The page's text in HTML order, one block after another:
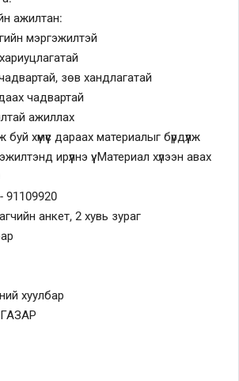
ажилтан:
мэргэжилтэй
зөв хандлагатай
чадвартай
ажиллах
хүмүүс дараах материалыг бүрдүүлж
ирүүлнэ үү. Материал хүлээн авах
91109920
анкет, 2 хувь зураг
хуулбар